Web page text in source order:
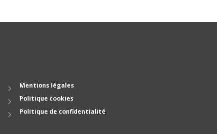
Mentions légales
Politique cookies
Politique de confidentialité